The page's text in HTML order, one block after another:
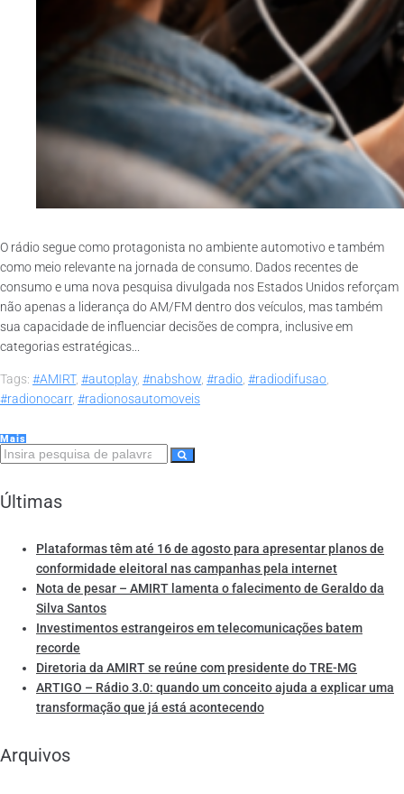
O rádio segue como protagonista no ambiente automotivo e também
como meio relevante na jornada de consumo. Dados recentes de
consumo e uma nova pesquisa divulgada nos Estados Unidos reforçam
não apenas a liderança do AM/FM dentro dos veículos, mas também
sua capacidade de influenciar decisões de compra, inclusive em
categorias estratégicas...
Tags: #AMIRT, #autoplay, #nabshow, #radio, #radiodifusao,
#radionocarr, #radionosautomoveis
Mais
Últimas
Plataformas têm até 16 de agosto para apresentar planos de
conformidade eleitoral nas campanhas pela internet
Nota de pesar – AMIRT lamenta o falecimento de Geraldo da
Silva Santos
Investimentos estrangeiros em telecomunicações batem
recorde
Diretoria da AMIRT se reúne com presidente do TRE-MG
ARTIGO – Rádio 3.0: quando um conceito ajuda a explicar uma
transformação que já está acontecendo
Arquivos